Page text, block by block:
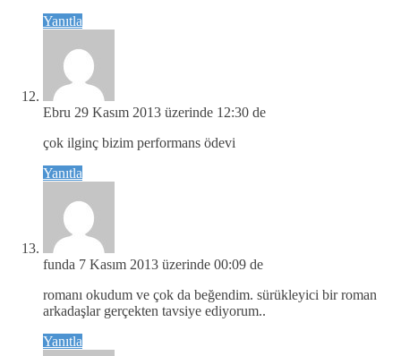
Yanıtla
Ebru 29 Kasım 2013 üzerinde 12:30 de
çok ilginç bizim performans ödevi
Yanıtla
funda 7 Kasım 2013 üzerinde 00:09 de
romanı okudum ve çok da beğendim. sürükleyici bir roman
arkadaşlar gerçekten tavsiye ediyorum..
Yanıtla